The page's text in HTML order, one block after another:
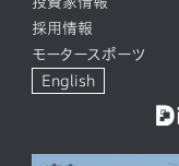
採用情報
モータースポーツ
English